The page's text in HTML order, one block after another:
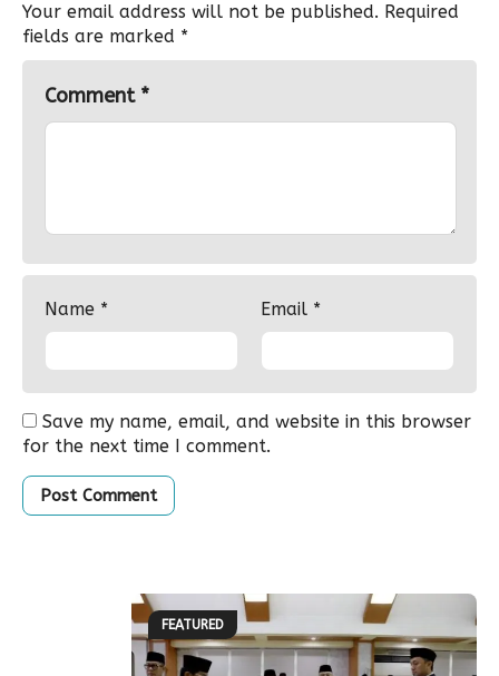
Your email address will not be published. Required
fields are marked *
Comment *
Name * Email *
Save my name, email, and website in this browser
for the next time I comment.
FEATURED